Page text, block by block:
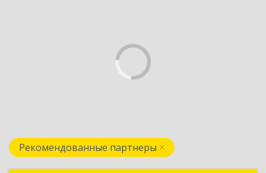
Рекомендованные партнеры